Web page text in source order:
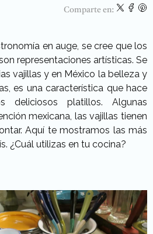
Comparte en:
en auge, se cree que los
representaciones artísticas. Se
vajillas y en México la belleza y
es una característica que hace
deliciosos platillos. Algunas
mexicana, las vajillas tienen
Aquí te mostramos las más
¿Cuál utilizas en tu cocina?